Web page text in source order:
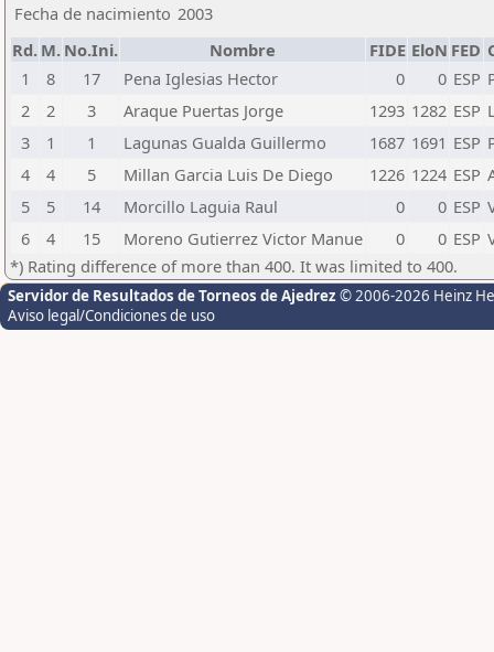
Fecha de nacimiento 2003
Rd. M. No.Ini. Nombre FIDE EloN FED
1
8 17 Pena Iglesias Hector 0 0 ESP
2
2 3 Araque Puertas Jorge 1293 1282 ESP
3
1 1 Lagunas Gualda Guillermo 1687 1691 ESP
4
4 5 Millan Garcia Luis De Diego 1226 1224 ESP
5
5 14 Morcillo Laguia Raul 0 0 ESP
6
4 15 Moreno Gutierrez Victor Manue 0 0 ESP
*) Rating difference of more than 400. It was limited to 400.
Servidor de Resultados de Torneos de Ajedrez © 2006-2026 Heinz
Aviso legal/Condiciones de uso